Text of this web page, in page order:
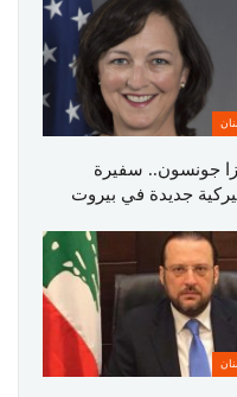
جونسون.. سفيرة
جديدة في بيروت